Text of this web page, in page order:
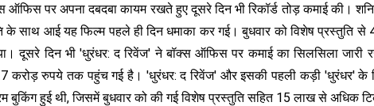
ऑफिस पर अपना दबदबा कायम रखते हुए दूसरे दिन भी रिकॉर्ड तोड़ कमाई
के साथ आई यह फिल्म पहले ही दिन धमाका कर गई। बुधवार को विशेष
दूसरे दिन भी 'धुरंधर: द रिवेंज' ने बॉक्स ऑफिस पर कमाई का सिलसिला
रुपये तक पहुंच गई है। 'धुरंधर: द रिवेंज' और इसकी पहली कड़ी 'धुरंधर' के
बुकिंग हुई थी, जिसमें बुधवार को की गई विशेष प्रस्तुति सहित 15 लाख से अधिक